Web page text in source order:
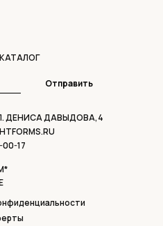
ДЕНИСА ДАВЫДОВА,4
00-17
Отправить